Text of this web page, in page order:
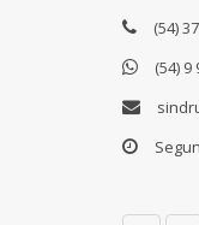
(54)
(54) 9